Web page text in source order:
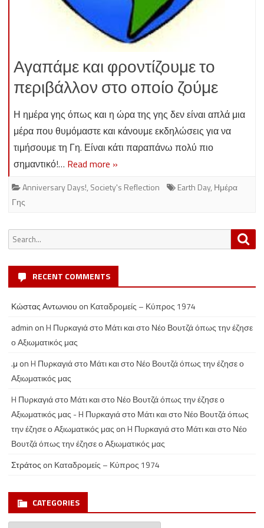
Αγαπάμε και φροντίζουμε το
περιβάλλον στο οποίο ζούμε
Η ημέρα γης όπως και η ώρα της γης δεν είναι απλά μια
μέρα που θυμόμαστε και κάνουμε εκδηλώσεις για να
τιμήσουμε τη Γη. Είναι κάτι παραπάνω πολύ πιο
σημαντικό!… Read more »
Anniversary Days!, Society's Reflection Earth Day, Ημέρα
Γης
Search
for:
RECENT COMMENTS
Κώστας Αντωνιου on Καταδρομείς – Κύπρος 1974
admin onH Πυρκαγιά στο Μάτι και στο Νέο Βουτζά όπως την έζησε
ο Αξιωματικός μας
.μ onH Πυρκαγιά στο Μάτι και στο Νέο Βουτζά όπως την έζησε ο
Αξιωματικός μας
H Πυρκαγιά στο Μάτι και στο Νέο Βουτζά όπως την έζησε ο
Αξιωματικός μας - H Πυρκαγιά στο Μάτι και στο Νέο Βουτζά όπως
την έζησε ο Αξιωματικός μας onH Πυρκαγιά στο Μάτι και στο Νέο
Βουτζά όπως την έζησε ο Αξιωματικός μας
Στράτος on Καταδρομείς – Κύπρος 1974
CATEGORIES